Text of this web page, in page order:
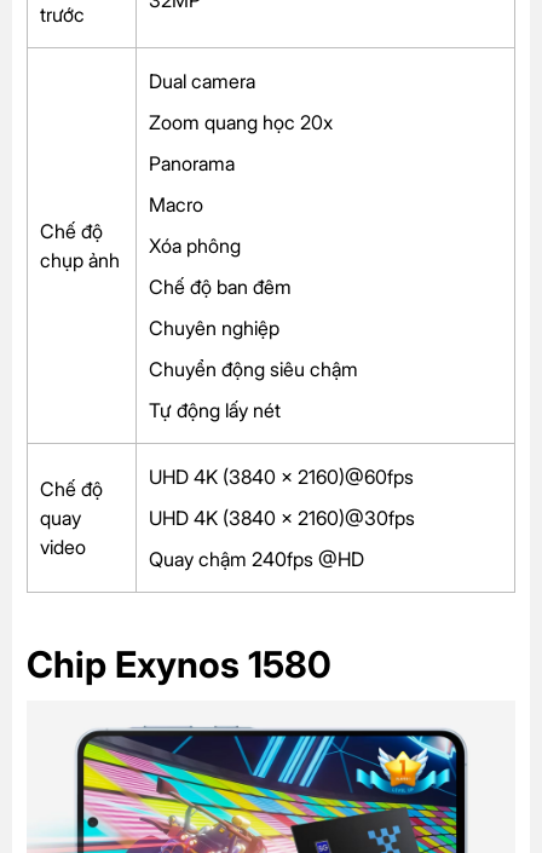
trước
Chế độ
chụp ảnh
Dual camera
Zoom quang học 20x
Panorama
Macro
Xóa phông
Chế độ ban đêm
Chuyên nghiệp
Chuyển động siêu chậm
Tự động lấy nét
Chế độ
quay
video
UHD 4K (3840 x 2160)@60fps
UHD 4K (3840 x 2160)@30fps
Quay chậm 240fps @HD
Chip Exynos 1580